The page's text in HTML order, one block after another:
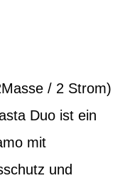
/ 2 Strom)
Duo ist ein
mit
und